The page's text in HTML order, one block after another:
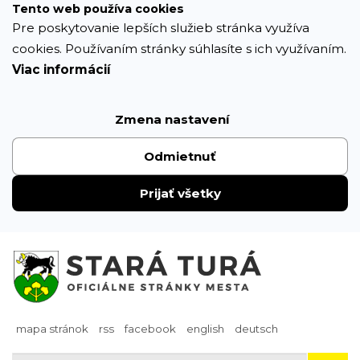
Prejsť
obsahu
Tento web používa cookies
Pre poskytovanie lepších služieb stránka využíva
cookies. Používaním stránky súhlasíte s ich využívaním.
Viac informácií
Zmena nastavení
Odmietnuť
Prijať všetky
mapa stránok rss facebook english deutsch